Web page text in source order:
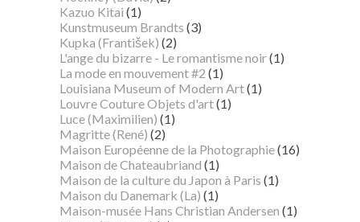
Kazuo Kitai (1)
Kunstmuseum Brandts (3)
Kupka (František) (2)
L'ange du bizarre - Le romantisme noir(1)
La mode en mouvement #2 (1)
Louisiana Museum of Modern Art(1)
Louvre Couture Objets d'art(1)
Luce (Maximilien) (1)
Magritte (René) (2)
Maison Européenne de la Photographie(16)
Maison de Chateaubriand (1)
Maison de la culture du Japon à Paris (1)
Maison du Danemark (La) (1)
Maison-musée Hans Christian Andersen (1)